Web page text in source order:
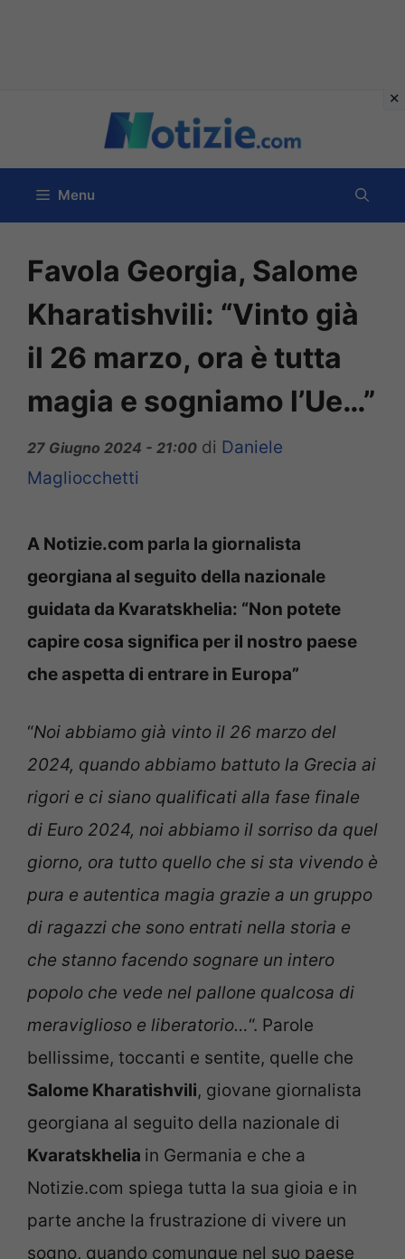
contenuto
Menu
Favola Georgia, Salome
Kharatishvili: “Vinto già
il 26 marzo, ora è tutta
magia e sogniamo l’Ue…”
27 Giugno 2024 - 21:00 di Daniele
Magliocchetti
A Notizie.com parla la giornalista
georgiana al seguito della nazionale
guidata da Kvaratskhelia: “Non potete
capire cosa significa per il nostro paese
che aspetta di entrare in Europa”
“Noi abbiamo già vinto il 26 marzo del
2024, quando abbiamo battuto la Grecia ai
rigori e ci siano qualificati alla fase finale
di Euro 2024, noi abbiamo il sorriso da quel
giorno, ora tutto quello che si sta vivendo è
pura e autentica magia grazie a un gruppo
di ragazzi che sono entrati nella storia e
che stanno facendo sognare un intero
popolo che vede nel pallone qualcosa di
meraviglioso e liberatorio…“. Parole
bellissime, toccanti e sentite, quelle che
Salome Kharatishvili, giovane giornalista
georgiana al seguito della nazionale di
Kvaratskhelia in Germania e che a
Notizie.com spiega tutta la sua gioia e in
parte anche la frustrazione di vivere un
sogno, quando comunque nel suo paese